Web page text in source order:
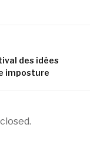
des idées
imposture